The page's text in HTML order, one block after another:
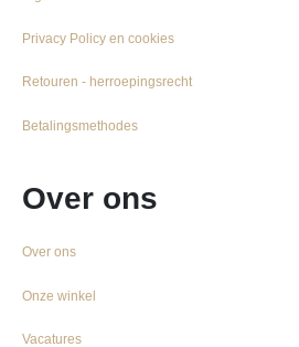
Privacy Policy en cookies
Retouren - herroepingsrecht
Betalingsmethodes
Over ons
Over ons
Onze winkel
Vacatures